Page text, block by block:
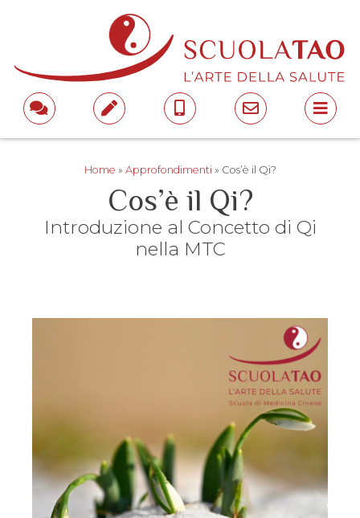
Home » Approfondimenti » Cos’è il Qi?
Cos’è il Qi?
Introduzione al Concetto di Qi
nella MTC